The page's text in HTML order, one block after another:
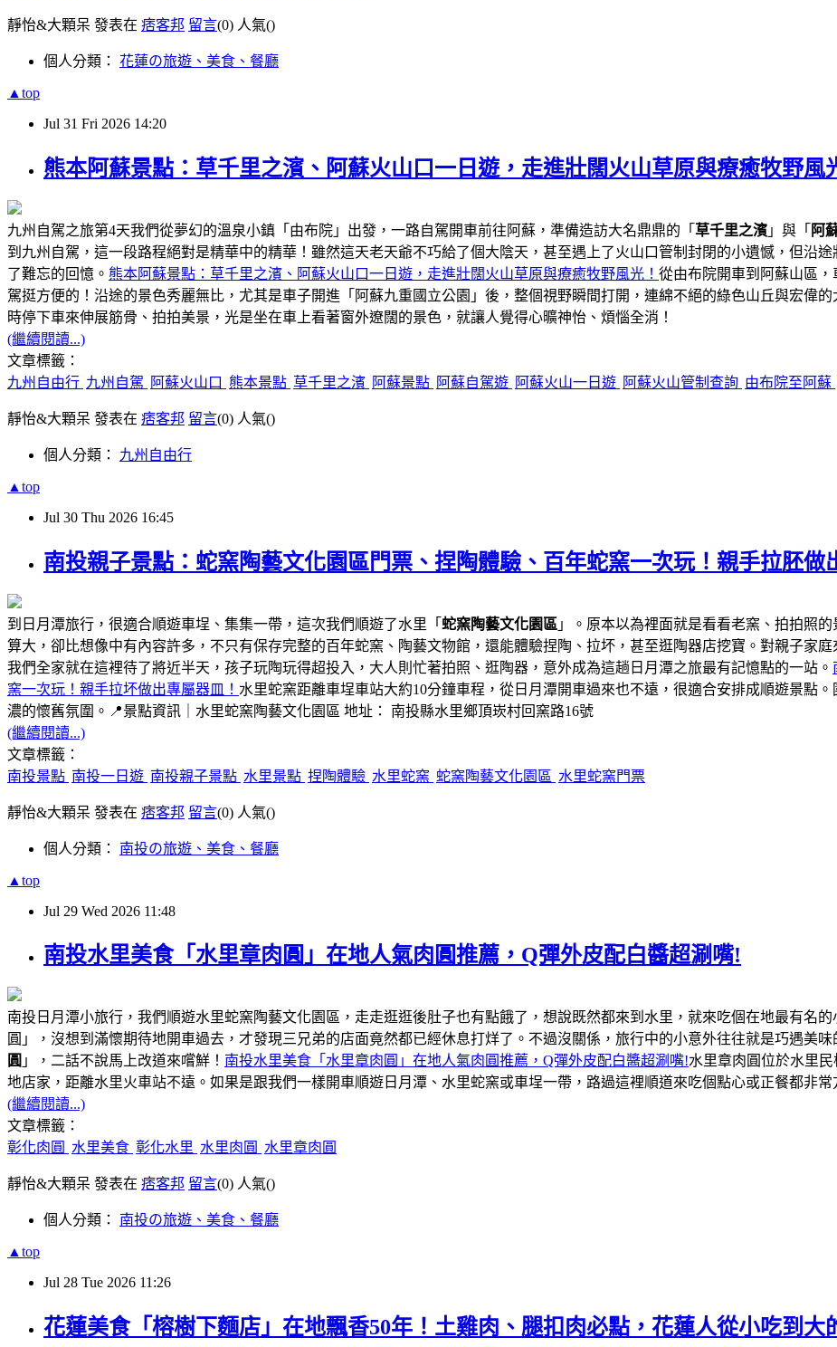
靜怡&大顆呆 發表在 痞客邦 留言(0) 人氣()
個人分類： 花蓮の旅遊、美食、餐廳
▲top
Jul 31 Fri 2026 14:20
熊本阿蘇景點：草千里之濱、阿蘇火山口一日遊，走進壯闊火山草原與療癒牧野風
九州自駕之旅第4天我們從夢幻的溫泉小鎮「由布院」出發，一路自駕開車前往阿蘇，準備造訪大名鼎鼎的「 草千里之濱 」與「 阿
到九州自駕，這一段路程絕對是精華中的精華！雖然這天老天爺不巧給了個大陰天，甚至遇上了火山口管制封閉的小遺憾，但沿
了難忘的回憶。 熊本阿蘇景點：草千里之濱、阿蘇火山口一日遊，走進壯闊火山草原與療癒牧野風光！ 從由布院開車到阿蘇山區
駕挺方便的！沿途的景色秀麗無比，尤其是車子開進「阿蘇九重國立公園」後，整個視野瞬間打開，連綿不絕的綠色山丘與宏偉
時停下車來伸展筋骨、拍拍美景，光是坐在車上看著窗外遼闊的景色，就讓人覺得心曠神怡、煩惱全消！
(繼續閱讀...)
文章標籤：
九州自由行 九州自駕 阿蘇火山口 熊本景點 草千里之濱 阿蘇景點 阿蘇自駕遊 阿蘇火山一日遊 阿蘇火山管制查詢 由布院至阿蘇
靜怡&大顆呆 發表在 痞客邦 留言(0) 人氣()
個人分類： 九州自由行
▲top
Jul 30 Thu 2026 16:45
南投親子景點：蛇窯陶藝文化園區門票、捏陶體驗、百年蛇窯一次玩！親手拉胚做
到日月潭旅行，很適合順遊車埕、集集一帶，這次我們順遊了水里「 蛇窯陶藝文化園區 」。原本以為裡面就是看看老窯、拍拍照
算大，卻比想像中有內容許多，不只有保存完整的百年蛇窯、陶藝文物館，還能體驗捏陶、拉坏，甚至逛陶器店挖寶。對親子家
我們全家就在這裡待了將近半天，孩子玩陶玩得超投入，大人則忙著拍照、逛陶器，意外成為這趟日月潭之旅最有記憶點的一站。
窯一次玩！親手拉坏做出專屬器皿！ 水里蛇窯距離車埕車站大約10分鐘車程，從日月潭開車過來也不遠，很適合安排成順遊景點
濃的懷舊氛圍。📍景點資訊｜水里蛇窯陶藝文化園區 地址： 南投縣水里鄉頂崁村回窯路16號
(繼續閱讀...)
文章標籤：
南投景點 南投一日遊 南投親子景點 水里景點 捏陶體驗 水里蛇窯 蛇窯陶藝文化園區 水里蛇窯門票
靜怡&大顆呆 發表在 痞客邦 留言(0) 人氣()
個人分類： 南投の旅遊、美食、餐廳
▲top
Jul 29 Wed 2026 11:48
南投水里美食「水里章肉圓」在地人氣肉圓推薦，Q彈外皮配白醬超涮嘴!
南投日月潭小旅行，我們順遊水里蛇窯陶藝文化園區，走走逛逛後肚子也有點餓了，想說既然都來到水里，就來吃個在地最有名
圓」，沒想到滿懷期待地開車過去，才發現三兄弟的店面竟然都已經休息打烊了。不過沒關係，旅行中的小意外往往就是巧遇美
圓 」，二話不說馬上改道來嚐鮮！ 南投水里美食「水里章肉圓」在地人氣肉圓推薦，Q彈外皮配白醬超涮嘴!水里章肉圓位於水里
地店家， 距離水里火車站不遠 。如果是跟我們一樣開車順遊日月潭、水里蛇窯或車埕一帶，路過這裡順道來吃個點心或正餐都非常
(繼續閱讀...)
文章標籤：
彰化肉圓
水里美食 彰化水里 水里肉圓 水里章肉圓
靜怡&大顆呆 發表在 痞客邦 留言(0) 人氣()
個人分類： 南投の旅遊、美食、餐廳
▲top
Jul 28 Tue 2026 11:26
花蓮美食「榕樹下麵店」在地飄香50年！土雞肉、腿扣肉必點，花蓮人從小吃到大